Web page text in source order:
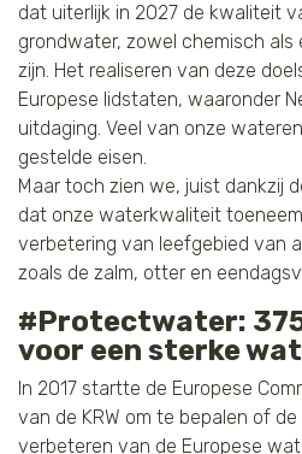
dat uiterlijk in 2027 de kwaliteit
grondwater, zowel chemisch
zijn. Het realiseren van deze
Europese lidstaten, waaronder
uitdaging. Veel van onze
gestelde eisen.
Maar toch zien we, juist dankzij
dat onze waterkwaliteit
verbetering van leefgebied van
zoals de zalm, otter en
#Protectwater:
voor een sterke
In 2017 startte de Europese
van de KRW om te bepalen of
verbeteren van de Europese